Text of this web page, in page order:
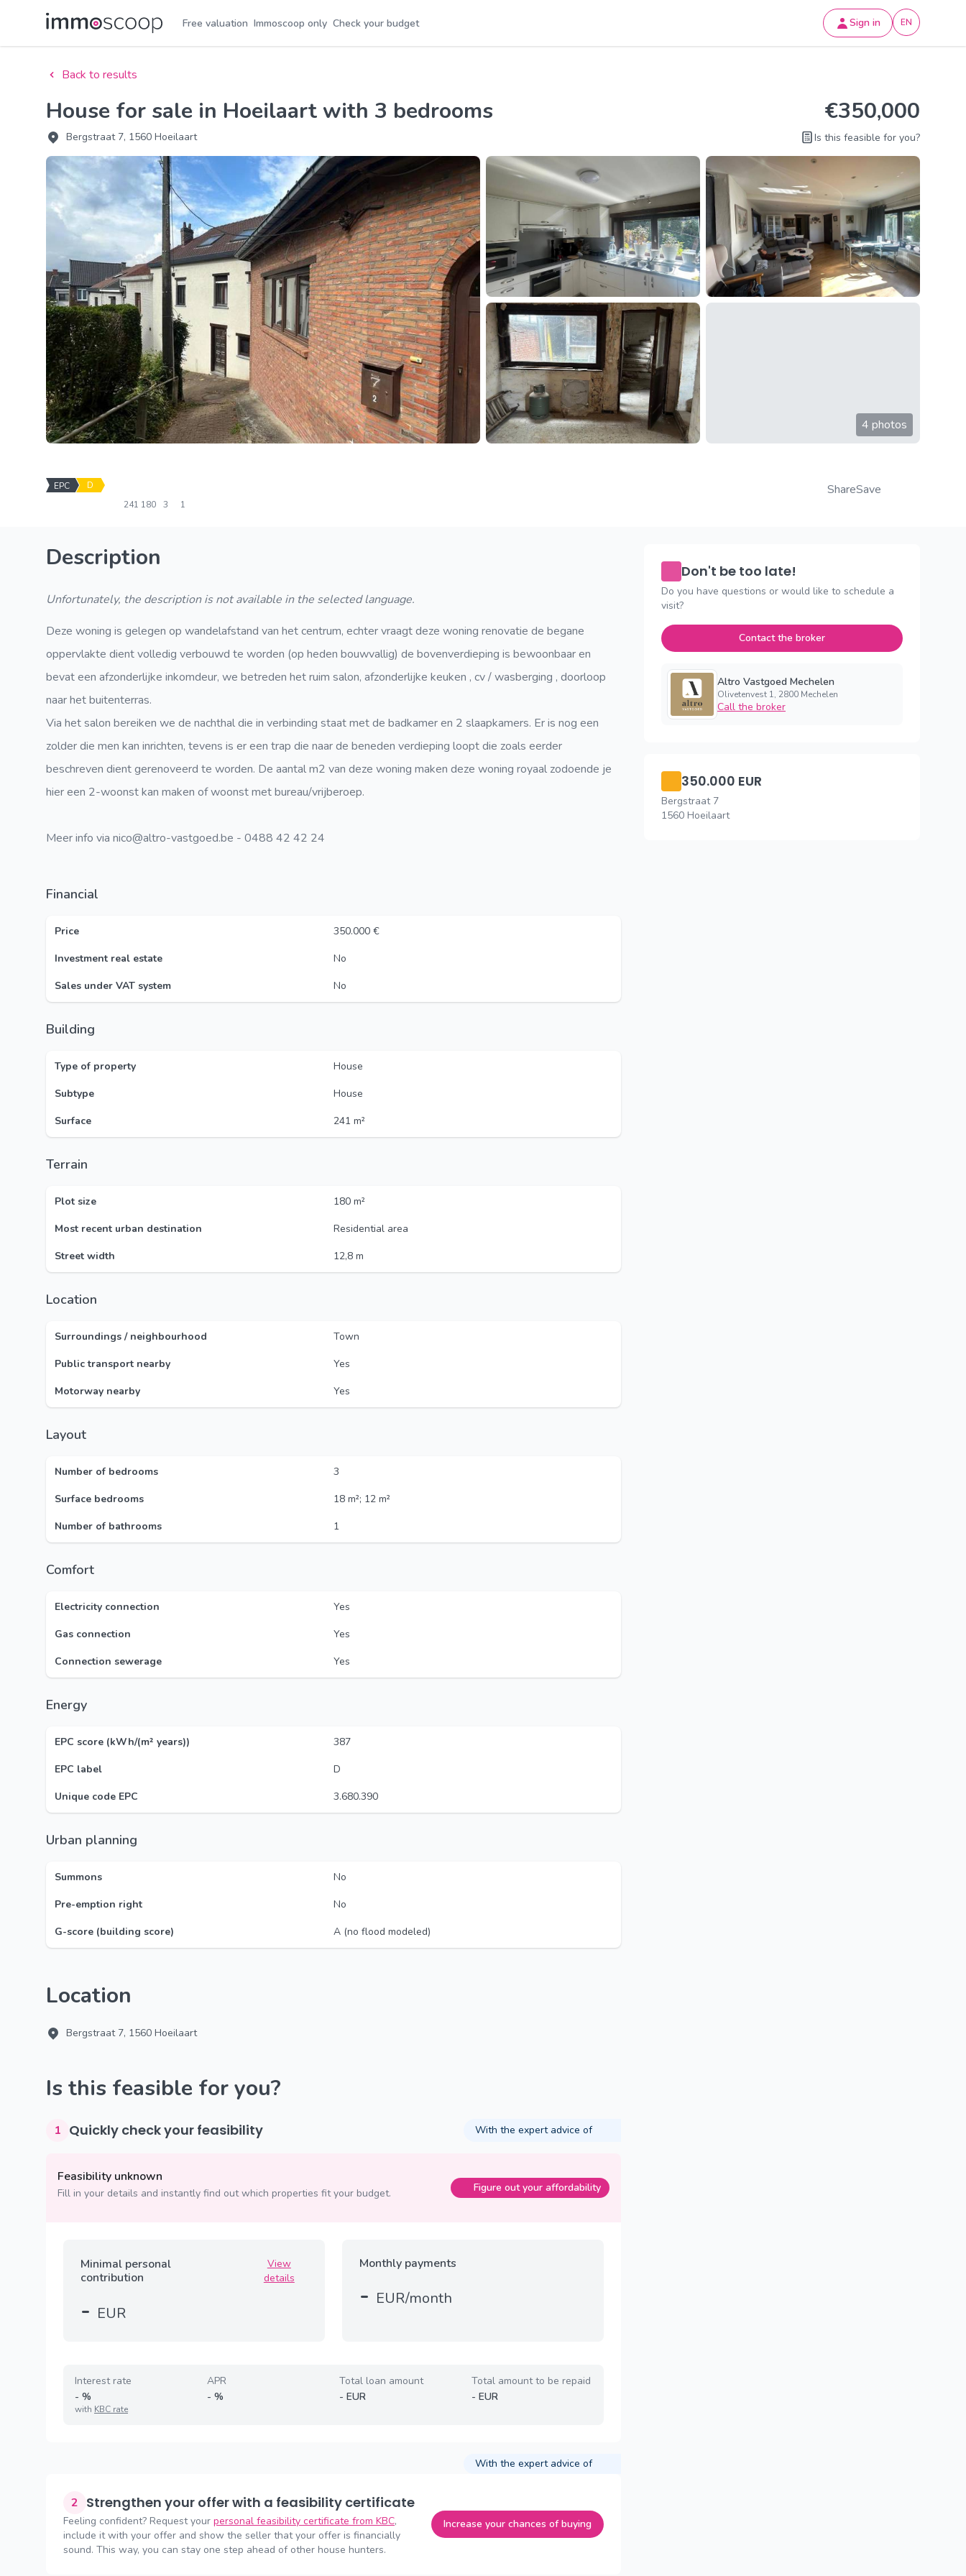
Free valuation Immoscoop only Check your budget Sign in EN
Back to results
House for sale in Hoeilaart with 3 bedrooms
Bergstraat 7, 1560 Hoeilaart
€350,000
Is this feasible for you?
4 photos
EPC D
241 180 3 1
ShareSave
Description
Unfortunately, the description is not available in the selected language.
Deze woning is gelegen op wandelafstand van het centrum, echter vraagt deze woning renovatie de begane
oppervlakte dient volledig verbouwd te worden (op heden bouwvallig) de bovenverdieping is bewoonbaar en
bevat een afzonderlijke inkomdeur, we betreden het ruim salon, afzonderlijke keuken , cv / wasberging , doorloop
naar het buitenterras.
Via het salon bereiken we de nachthal die in verbinding staat met de badkamer en 2 slaapkamers. Er is nog een
zolder die men kan inrichten, tevens is er een trap die naar de beneden verdieping loopt die zoals eerder
beschreven dient gerenoveerd te worden. De aantal m2 van deze woning maken deze woning royaal zodoende je
hier een 2-woonst kan maken of woonst met bureau/vrijberoep.
Meer info via nico@altro-vastgoed.be - 0488 42 42 24
Financial
Price
350.000 €
Investment real estate
No
Sales under VAT system
No
Building
Type of property
House
Subtype
House
Surface
241 m²
Terrain
Plot size
180 m²
Most recent urban destination
Residential area
Street width
12,8 m
Location
Surroundings / neighbourhood
Town
Public transport nearby
Yes
Motorway nearby
Yes
Layout
Number of bedrooms
3
Surface bedrooms
18 m²; 12 m²
Number of bathrooms
1
Comfort
Electricity connection
Yes
Gas connection
Yes
Connection sewerage
Yes
Energy
EPC score (kWh/(m² years))
387
EPC label
D
Unique code EPC
3.680.390
Urban planning
Summons
No
Pre-emption right
No
G-score (building score)
A (no flood modeled)
Location
Bergstraat 7, 1560 Hoeilaart
Is this feasible for you?
1 Quickly check your feasibility With the expert advice of
Feasibility unknown
Fill in your details and instantly find out which properties fit your budget. Figure out your affordability
Minimal personal
contribution
View
details
- EUR
Monthly payments
- EUR/month
Interest rate
- %
with KBC rate
APR
- %
Total loan amount
- EUR
Total amount to be repaid
- EUR
With the expert advice of
2 Strengthen your offer with a feasibility certificate
Feeling confident? Request your personal feasibility certificate from KBC,
include it with your offer and show the seller that your offer is financially
sound. This way, you can stay one step ahead of other house hunters.
Increase your chances of buying
Don't be too late!
Do you have questions or would like to schedule a
visit?
Contact the broker
Altro Vastgoed Mechelen
Olivetenvest 1, 2800 Mechelen
Call the broker
350.000 EUR
Bergstraat 7
1560 Hoeilaart